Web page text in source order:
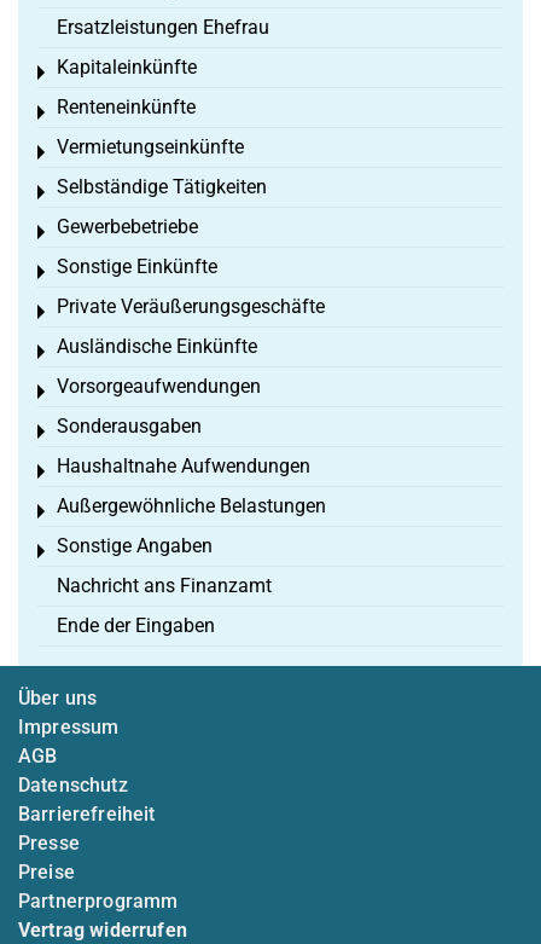
Ersatzleistungen Ehefrau
Kapitaleinkünfte
Toggle menu
Renteneinkünfte
Toggle menu
Vermietungseinkünfte
Toggle menu
Selbständige Tätigkeiten
Toggle menu
Gewerbebetriebe
Toggle menu
Sonstige Einkünfte
Toggle menu
Private Veräußerungsgeschäfte
Toggle menu
Ausländische Einkünfte
Toggle menu
Vorsorgeaufwendungen
Toggle menu
Sonderausgaben
Toggle menu
Haushaltnahe Aufwendungen
Toggle menu
Außergewöhnliche Belastungen
Toggle menu
Sonstige Angaben
Toggle menu
Nachricht ans Finanzamt
Ende der Eingaben
Über uns
Impressum
AGB
Datenschutz
Barrierefreiheit
Presse
Preise
Partnerprogramm
Vertrag widerrufen